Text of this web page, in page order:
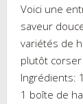
Voici une
saveur
variétés de
plutôt
Ingrédients:
1 boîte de